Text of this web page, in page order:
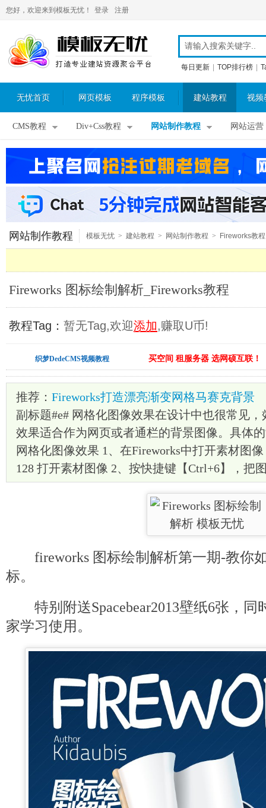
您好，欢迎来到模板无忧！ 登录 注册
每日更新 TOP排行榜
无忧首页 网页模板 程序模板 建站教程 视频
CMS教程 Div+Css教程 网站制作教程 网站运营
网站制作教程 模板无忧 > 建站教程 > 网站制作教程 > Fireworks教程
Fireworks 图标绘制解析_Fireworks教程
教程Tag： 暂无Tag,欢迎添加,赚取U币!
织梦DedeCMS视频教程 买空间 租服务器 选网硕互联！
推荐： Fireworks打造漂亮渐变网格马赛克背景
副标题#e# 网格化图像效果在设计中也很常见
效果适合作为网页或者通栏的背景图像。具体
网格化图像效果 1、在Fireworks中打开素材图
128 打开素材图像 2、按快捷键【Ctrl+6】，把
fireworks 图标绘制解析第一期-教你
标。
特别附送Spacebear2013壁纸6张，同
家学习使用。